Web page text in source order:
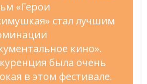
«Герои
стал лучшим
кино».
была очень
в этом фестивале.